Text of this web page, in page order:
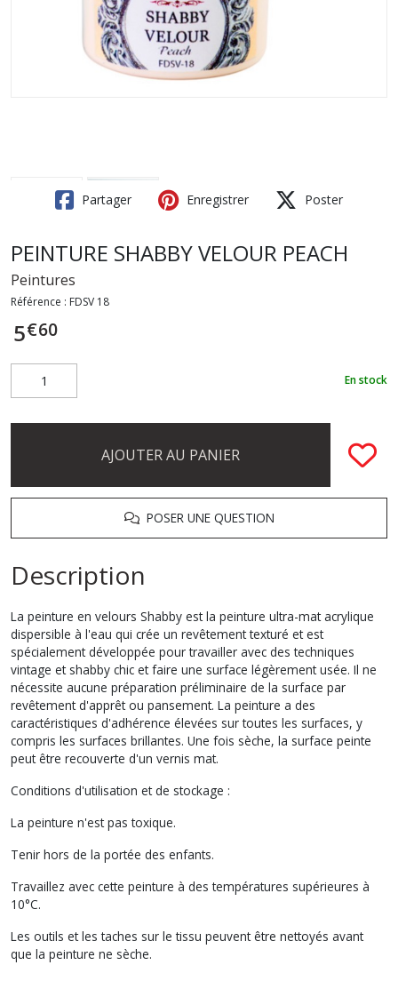
Partager Enregistrer Poster
PEINTURE SHABBY VELOUR PEACH
Peintures
Référence : FDSV 18
5€60
En stock
AJOUTER AU PANIER
POSER UNE QUESTION
Description
La peinture en velours Shabby est la peinture ultra-mat acrylique
dispersible à l'eau qui crée un revêtement texturé et est
spécialement développée pour travailler avec des techniques
vintage et shabby chic et faire une surface légèrement usée. Il ne
nécessite aucune préparation préliminaire de la surface par
revêtement d'apprêt ou pansement. La peinture a des
caractéristiques d'adhérence élevées sur toutes les surfaces, y
compris les surfaces brillantes. Une fois sèche, la surface peinte
peut être recouverte d'un vernis mat.
Conditions d'utilisation et de stockage :
La peinture n'est pas toxique.
Tenir hors de la portée des enfants.
Travaillez avec cette peinture à des températures supérieures à
10°C.
Les outils et les taches sur le tissu peuvent être nettoyés avant
que la peinture ne sèche.